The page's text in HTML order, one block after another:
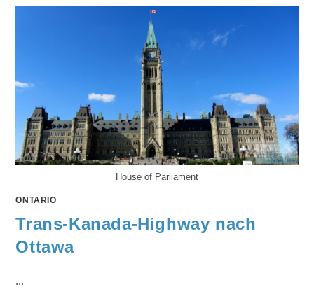
House of Parliament
ONTARIO
Trans-Kanada-Highway nach
Ottawa
...